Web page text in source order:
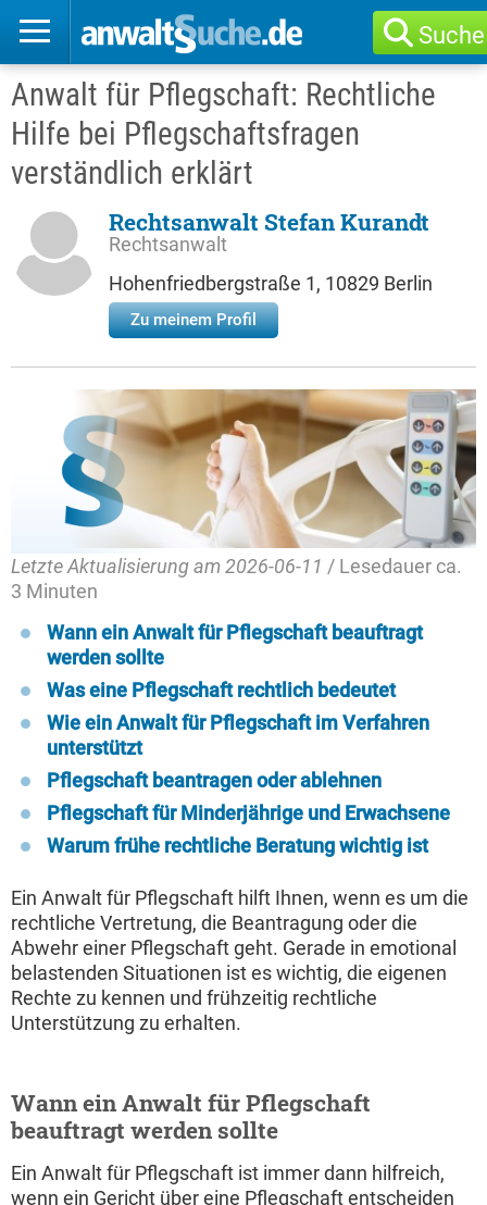
Suche
Anwalt für Pflegschaft: Rechtliche
Hilfe bei Pflegschaftsfragen
verständlich erklärt
Rechtsanwalt Stefan Kurandt
Rechtsanwalt
Hohenfriedbergstraße 1, 10829 Berlin
Zu meinem Profil
Letzte Aktualisierung am 2026-06-11 / Lesedauer ca.
3 Minuten
Wann ein Anwalt für Pflegschaft beauftragt
werden sollte
Was eine Pflegschaft rechtlich bedeutet
Wie ein Anwalt für Pflegschaft im Verfahren
unterstützt
Pflegschaft beantragen oder ablehnen
Pflegschaft für Minderjährige und Erwachsene
Warum frühe rechtliche Beratung wichtig ist
Ein Anwalt für Pflegschaft hilft Ihnen, wenn es um die
rechtliche Vertretung, die Beantragung oder die
Abwehr einer Pflegschaft geht. Gerade in emotional
belastenden Situationen ist es wichtig, die eigenen
Rechte zu kennen und frühzeitig rechtliche
Unterstützung zu erhalten.
Wann ein Anwalt für Pflegschaft
beauftragt werden sollte
Ein Anwalt für Pflegschaft ist immer dann hilfreich,
wenn ein Gericht über eine Pflegschaft entscheiden